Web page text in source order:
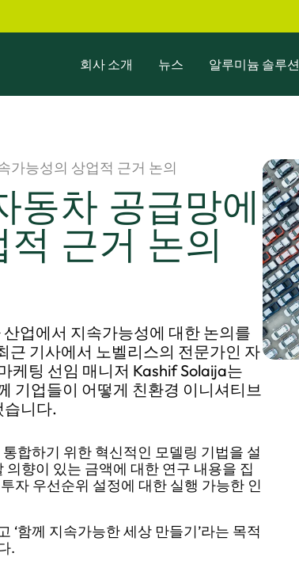
회사 소개 뉴스 알루미늄 솔루션
가능성의 상업적 근거 논의
동차 공급망에
근거 논의
업에서 지속가능성에 대한 논의를
근 기사에서 노벨리스의 전문가인 자
케팅 선임 매니저 Kashif Solaija는
기업들이 어떻게 친환경 이니셔티브
습니다.
합하기 위한 혁신적인 모델링 기법을 설
향이 있는 금액에 대한 연구 내용을 집
자 우선순위 설정에 대한 실행 가능한 인
함께 지속가능한 세상 만들기’라는 목적
.